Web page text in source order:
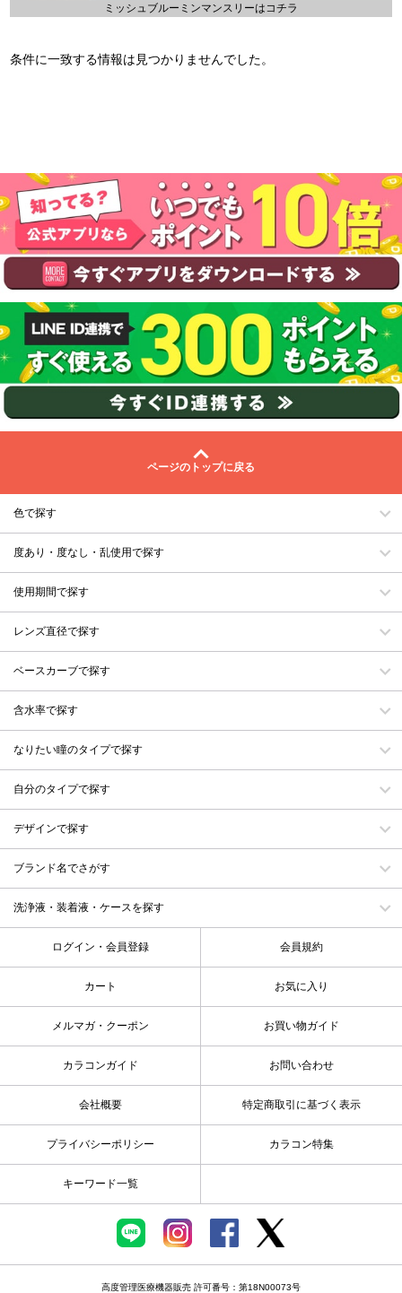
ミッシュブルーミンマンスリーはコチラ
条件に一致する情報は見つかりませんでした。
ページのトップに戻る
色で探す
度あり・度なし・乱使用で探す
使用期間で探す
レンズ直径で探す
ベースカーブで探す
含水率で探す
なりたい瞳のタイプで探す
自分のタイプで探す
デザインで探す
ブランド名でさがす
洗浄液・装着液・ケースを探す
ログイン・会員登録 会員規約
カート お気に入り
メルマガ・クーポン お買い物ガイド
カラコンガイド お問い合わせ
会社概要 特定商取引に基づく表示
プライバシーポリシー カラコン特集
キーワード一覧
高度管理医療機器販売 許可番号：第18N00073号